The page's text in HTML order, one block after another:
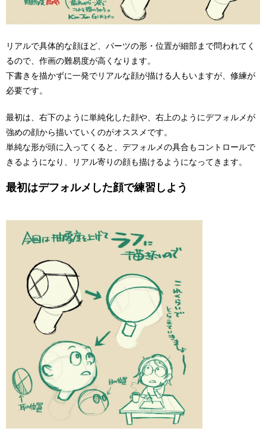
リアルで具体的な顔ほど、パーツの形・位置が細部まで問われてく
るので、作画の難易度が高くなります。
下書きを描かずに一発でリアルな顔が描ける人もいますが、修練が
必要です。
最初は、右下のように単純化した顔や、右上のようにデフォルメが
強めの顔から描いていくのがオススメです。
単純な形が頭に入ってくると、デフォルメの具合もコントロールで
きるようになり、リアル寄りの顔も描けるようになってきます。
最初はデフォルメした顔で練習しよう